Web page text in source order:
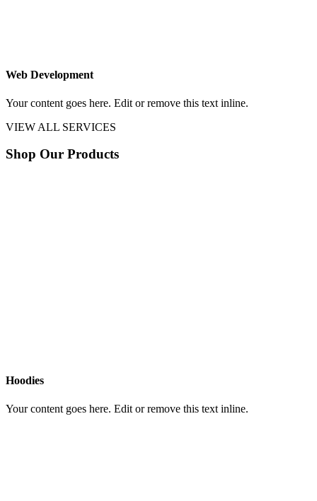
Web Development
Your content goes here. Edit or remove this text inline.
VIEW ALL SERVICES
Shop Our Products
Hoodies
Your content goes here. Edit or remove this text inline.